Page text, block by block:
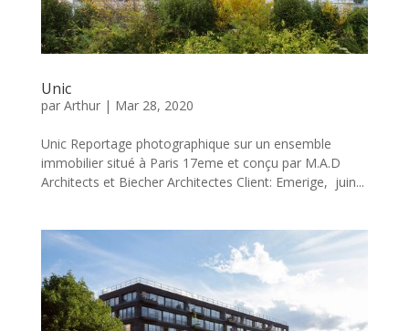
Unic
par Arthur| Mar 28, 2020
Unic Reportage photographique sur un ensemble
immobilier situé à Paris 17eme et conçu par M.A.D
Architects et Biecher Architectes Client: Emerige, juin...